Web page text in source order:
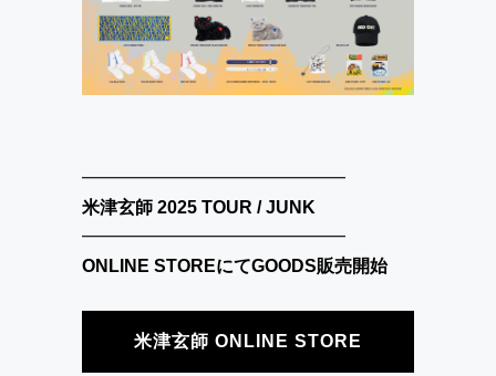
━━━━━━━━━━━━━━━━━
米津玄師 2025 TOUR / JUNK
━━━━━━━━━━━━━━━━━
ONLINE STOREにてGOODS販売開始
米津玄師 ONLINE STORE